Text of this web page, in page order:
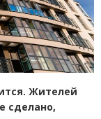
Жителей
сделано,